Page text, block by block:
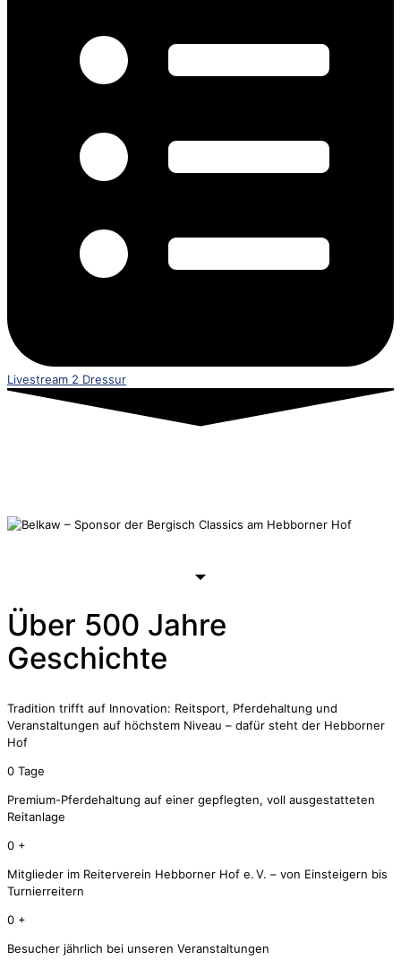
Livestream 2 Dressur
Über 500 Jahre
Geschichte
Tradition trifft auf Innovation: Reitsport, Pferdehaltung und
Veranstaltungen auf höchstem Niveau – dafür steht der Hebborner
Hof
0 Tage
Premium-Pferdehaltung auf einer gepflegten, voll ausgestatteten
Reitanlage
0 +
Mitglieder im Reiterverein Hebborner Hof e. V. – von Einsteigern bis
Turnierreitern
0 +
Besucher jährlich bei unseren Veranstaltungen